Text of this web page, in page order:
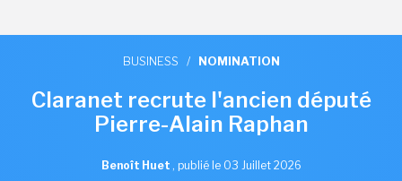
BUSINESS / NOMINATION
Claranet recrute l'ancien député
Pierre-Alain Raphan
Benoît Huet , publié le 03 Juillet 2026